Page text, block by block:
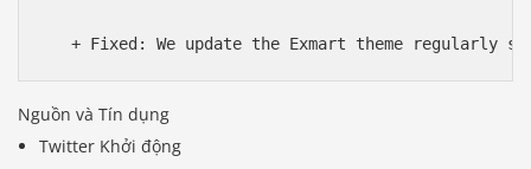
Nguồn và Tín dụng
Twitter Khởi động